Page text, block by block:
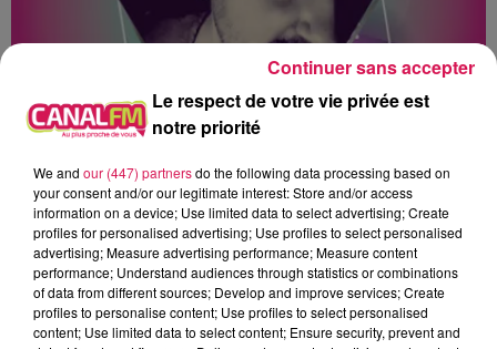
Club'in Canal fm By Nexxyo
14h52
14h52
Le respect de votre vie privée est
notre priorité
We and our (447) partnersdo the following data processing based on
your consent and/or our legitimate interest: Store and/or access
information on a device; Use limited data to select advertising; Create
profiles for personalised advertising; Use profiles to select personalised
advertising; Measure advertising performance; Measure content
performance; Understand audiences through statistics or combinations
of data from different sources; Develop and improve services; Create
profiles to personalise content; Use profiles to select personalised
content; Use limited data to select content; Ensure security, prevent and
Continuer sans accepter